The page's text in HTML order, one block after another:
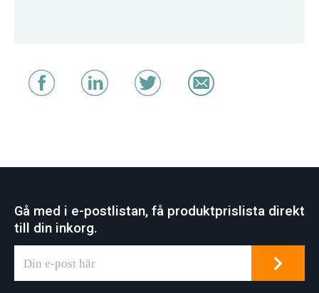
Gå med i e-postlistan, få produktprislista direkt
till din inkorg.